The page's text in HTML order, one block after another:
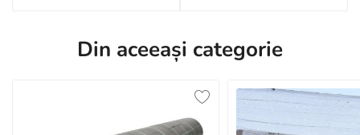
Din aceeași categorie